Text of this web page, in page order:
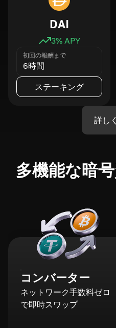
DAI
3% APY
初回の報酬まで
6時間
ステーキング
詳し
多機能な暗
コンバーター
ネットワーク手数料ゼロ
で即時スワップ